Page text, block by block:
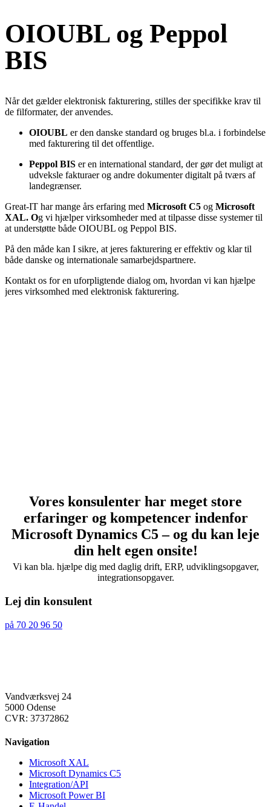
OIOUBL og Peppol
BIS
Når det gælder elektronisk fakturering, stilles der specifikke krav til
de filformater, der anvendes.
OIOUBL er den danske standard og bruges bl.a. i forbindelse
med fakturering til det offentlige.
Peppol BIS er en international standard, der gør det muligt at
udveksle fakturaer og andre dokumenter digitalt på tværs af
landegrænser.
Great-IT har mange års erfaring med Microsoft C5 og Microsoft
XAL. Og vi hjælper virksomheder med at tilpasse disse systemer til
at understøtte både OIOUBL og Peppol BIS.
På den måde kan I sikre, at jeres fakturering er effektiv og klar til
både danske og internationale samarbejdspartnere.
Kontakt os for en uforpligtende dialog om, hvordan vi kan hjælpe
jeres virksomhed med elektronisk fakturering.
Vores konsulenter har meget store
erfaringer og kompetencer indenfor
Microsoft Dynamics C5 – og du kan leje
din helt egen onsite!
Vi kan bla. hjælpe dig med daglig drift, ERP, udviklingsopgaver,
integrationsopgaver.
Lej din konsulent
på 70 20 96 50
Vandværksvej 24
5000 Odense
CVR: 37372862
Navigation
Microsoft XAL
Microsoft Dynamics C5
Integration/API
Microsoft Power BI